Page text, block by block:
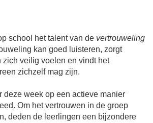
school het talent van de vertrouweling
kan goed luisteren, zorgt
zich veilig voelen en vindt het
zichzelf mag zijn.
deze week op een actieve manier
Om het vertrouwen in de groep
deden de leerlingen een bijzondere